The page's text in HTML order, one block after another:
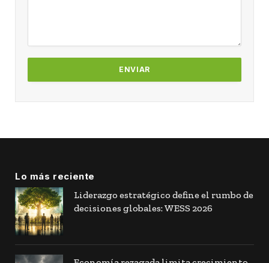
Lo más reciente
Liderazgo estratégico define el rumbo de
decisiones globales: WESS 2026